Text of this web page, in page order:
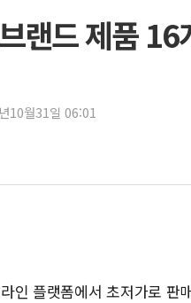
랜드 제품
10월31일 06:01
인 플랫폼에서 초저가로 판